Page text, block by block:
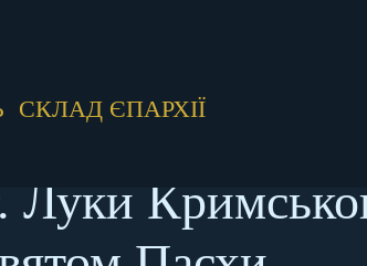
СКЛАД ЄПАРХІЇ
Луки